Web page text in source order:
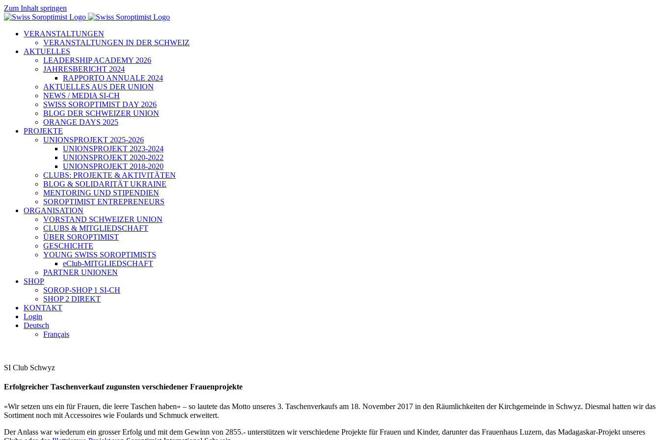
Zum Inhalt springen
VERANSTALTUNGEN
VERANSTALTUNGEN IN DER SCHWEIZ
AKTUELLES
LEADERSHIP ACADEMY 2026
JAHRESBERICHT 2024
RAPPORTO ANNUALE 2024
AKTUELLES AUS DER UNION
NEWS / MEDIA SI-CH
SWISS SOROPTIMIST DAY 2026
BLOG DER SCHWEIZER UNION
ORANGE DAYS 2025
PROJEKTE
UNIONSPROJEKT 2025-2026
UNIONSPROJEKT 2023-2024
UNIONSPROJEKT 2020-2022
UNIONSPROJEKT 2018-2020
CLUBS: PROJEKTE & AKTIVITÄTEN
BLOG & SOLIDARITÄT UKRAINE
MENTORING UND STIPENDIEN
SOROPTIMIST ENTREPRENEURS
ORGANISATION
VORSTAND SCHWEIZER UNION
CLUBS & MITGLIEDSCHAFT
ÜBER SOROPTIMIST
GESCHICHTE
YOUNG SWISS SOROPTIMISTS
eClub-MITGLIEDSCHAFT
PARTNER UNIONEN
SHOP
SOROP-SHOP 1 SI-CH
SHOP 2 DIREKT
KONTAKT
Login
Deutsch
Français
SI Club Schwyz
Erfolgreicher Taschenverkauf zugunsten verschiedener Frauenprojekte
«Wir setzen uns ein für Frauen, die leere Taschen haben» – so lautete das Motto unseres 3. Taschenverkaufs am 18. November 2017 in den Räumlichkeiten der Kirchgemeinde in Schwyz. Diesmal hatten wir das
Sortiment noch mit Accessoires wie Foulards und Schmuck erweitert.
Der Anlass war wiederum ein grosser Erfolg und mit dem Gewinn von 2855.- unterstützen wir verschiedene Projekte für Frauen und Kinder, darunter das Frauenhaus Luzern, das Madagaskar-Projekt unseres